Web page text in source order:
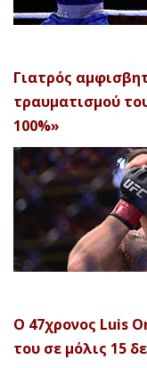
Γιατρός
τραυματισμού
100%»
Ο 47χρονος Luis
του σε μόλις 15